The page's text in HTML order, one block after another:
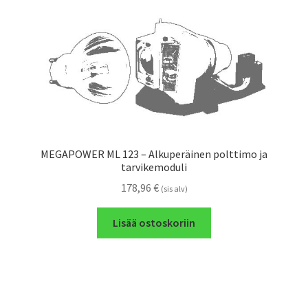
MEGAPOWER ML 123 – Alkuperäinen polttimo ja
tarvikemoduli
178,96 € (sis alv)
Lisää ostoskoriin